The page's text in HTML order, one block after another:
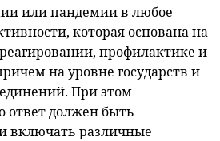
или пандемии в любое
которая основана на
профилактике и
на уровне государств и
При этом
ответ должен быть
включать различные